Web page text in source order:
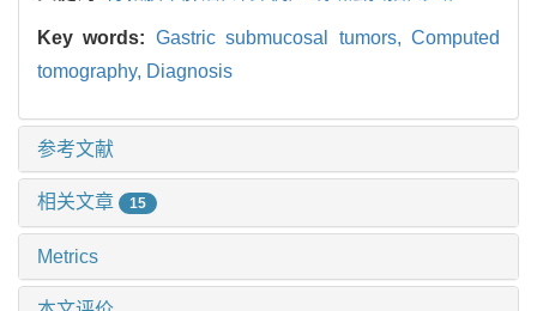
Key words: Gastric submucosal tumors,Computed
tomography, Diagnosis
参考文献
相关文章 15
Metrics